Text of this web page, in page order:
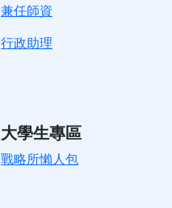
兼任師資
行政助理
大學生專區
戰略所懶人包